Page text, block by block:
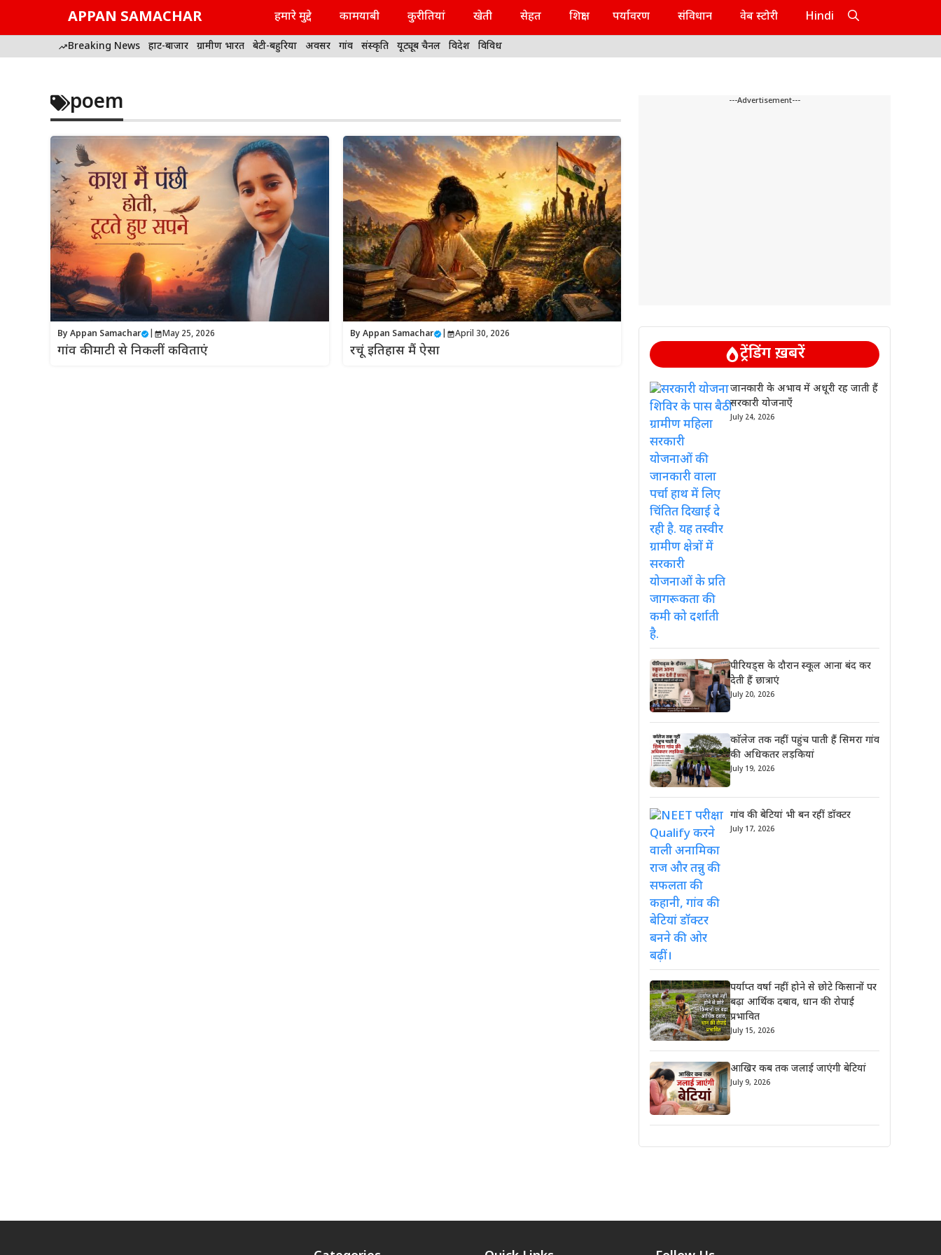
APPAN SAMACHAR हमारे मुद्दे कामयाबी कुरीतियां खेती सेहत शिक्षा पर्यावरण संविधान वेब स्टोरी Hindi
Breaking News हाट-बाजार ग्रामीण भारत बेटी-बहुरिया अवसर गांव संस्कृति यूट्यूब चैनल विदेश विविध
poem
By Appan Samachar May 25, 2026
गांव की माटी से निकलीं कविताएं
By Appan Samachar | April 30, 2026
रचूं इतिहास मैं ऐसा
---Advertisement---
ट्रेंडिंग ख़बरें
जानकारी के अभाव में अधूरी रह जाती हैं
सरकारी योजनाएँ
July 24, 2026
पीरियड्स के दौरान स्कूल आना बंद कर
देती हैं छात्राएं
July 20, 2026
काॅलेज तक नहीं पहुंच पाती हैं सिमरा गांव
की अधिकतर लड़कियां
July 19, 2026
गांव की बेटियां भी बन रहीं डॉक्टर
July 17, 2026
पर्याप्त वर्षा नहीं होने से छोटे किसानों पर
बढ़ा आर्थिक दबाव, धान की रोपाई
प्रभावित
July 15, 2026
आखिर कब तक जलाई जाएंगी बेटियां
July 9, 2026